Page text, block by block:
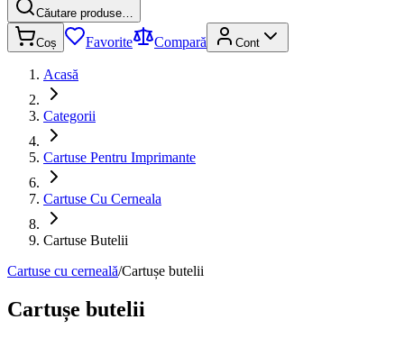
Căutare produse…
Coș Favorite Compară Cont
Acasă
Categorii
Cartuse Pentru Imprimante
Cartuse Cu Cerneala
Cartuse Butelii
Cartuse cu cerneală/Cartușe butelii
Cartușe butelii